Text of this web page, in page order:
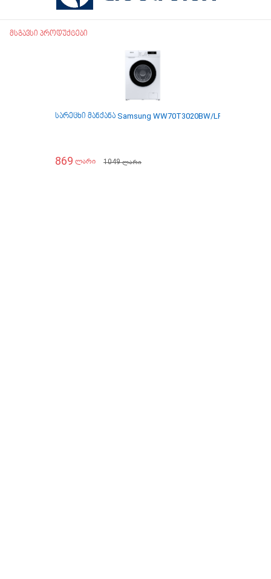
მსგავსი პროდუქტები
სარეცხი მანქანა Samsung WW70T3020BW/LP
869 ლარი 1049ლარი